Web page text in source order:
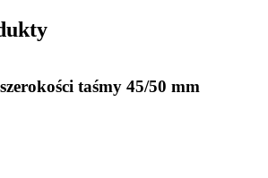
taśmy 45/50 mm